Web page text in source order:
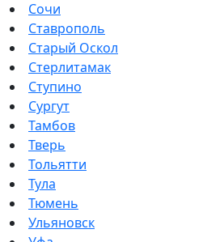
Сочи
Ставрополь
Старый Оскол
Стерлитамак
Ступино
Сургут
Тамбов
Тверь
Тольятти
Тула
Тюмень
Ульяновск